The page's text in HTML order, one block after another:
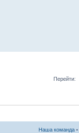
Перейти:
Наша команда •